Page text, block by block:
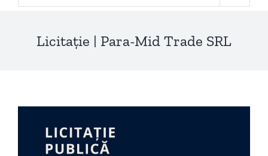
Licitație | Para-Mid Trade SRL
Larger